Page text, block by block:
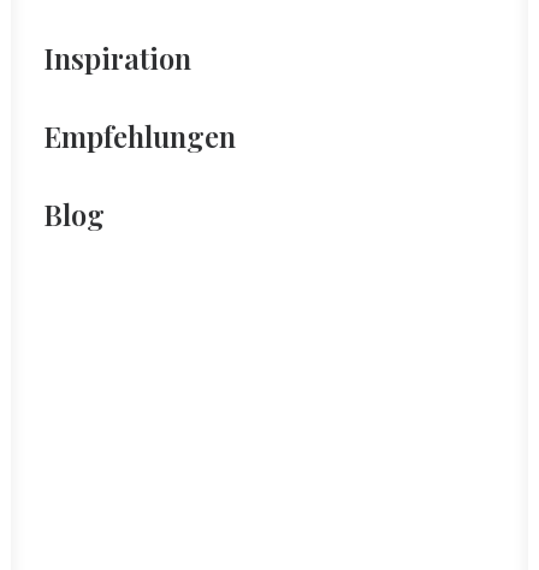
Inspiration
Empfehlungen
Blog